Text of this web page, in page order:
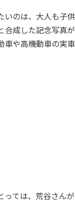
いのは、大人も子
合成した記念写真
車や高機動車の実
ては、荒谷さん